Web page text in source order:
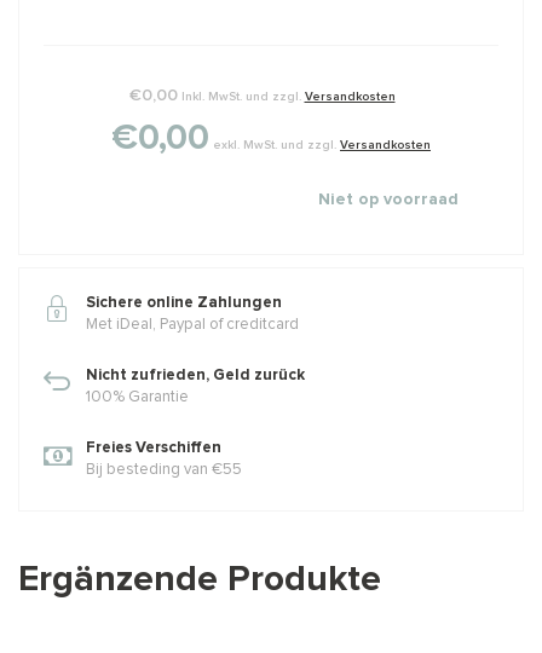
€0,00 Inkl. MwSt. und zzgl. Versandkosten
€0,00 exkl. MwSt. und zzgl. Versandkosten
Niet op voorraad
Sichere online Zahlungen
Met iDeal, Paypal of creditcard
Nicht zufrieden, Geld zurück
100% Garantie
Freies Verschiffen
Bij besteding van €55
Ergänzende Produkte